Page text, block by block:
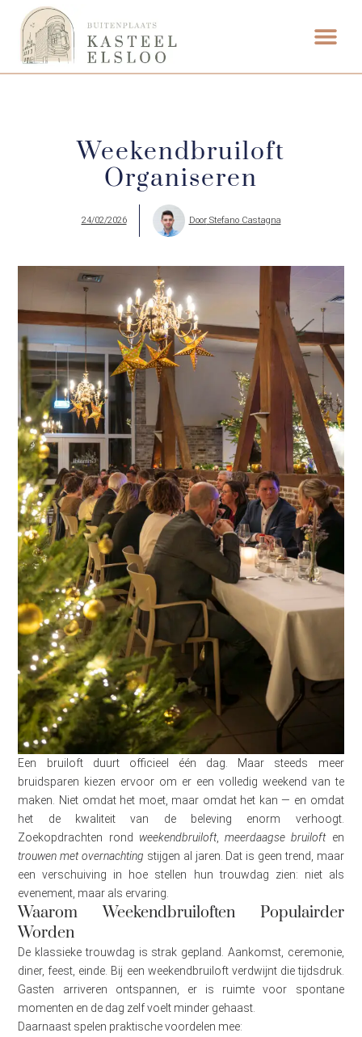
Weekendbruiloft
Organiseren
24/02/2026 DoorStefano Castagna
Een bruiloft duurt officieel één dag. Maar steeds meer
bruidsparen kiezen ervoor om er een volledig weekend van te
maken. Niet omdat het moet, maar omdat het kan — en omdat
het de kwaliteit van de beleving enorm verhoogt.
Zoekopdrachten rond weekendbruiloft,meerdaagse bruiloften
trouwen met overnachting stijgen al jaren. Dat is geen trend, maar
een verschuiving in hoe stellen hun trouwdag zien: niet als
evenement, maar als ervaring.
Waarom Weekendbruiloften Populairder
Worden
De klassieke trouwdag is strak gepland. Aankomst, ceremonie,
diner, feest, einde. Bij een weekendbruiloft verdwijnt die tijdsdruk.
Gasten arriveren ontspannen, er is ruimte voor spontane
momenten en de dag zelf voelt minder gehaast.
Daarnaast spelen praktische voordelen mee: